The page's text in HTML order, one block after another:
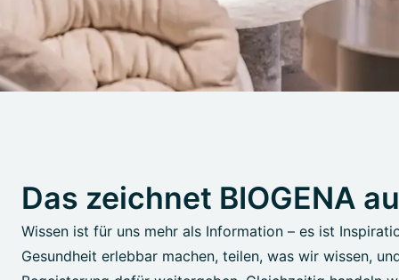
Das zeichnet BIOGENA
Wissen ist für uns mehr als Information – es ist
Gesundheit erlebbar machen, teilen, was wir wissen,